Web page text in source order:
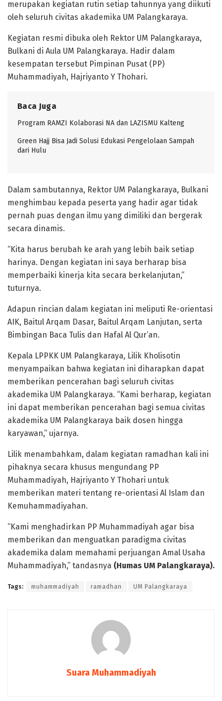
merupakan kegiatan rutin setiap tahunnya yang diikuti
oleh seluruh civitas akademika UM Palangkaraya.
Kegiatan resmi dibuka oleh Rektor UM Palangkaraya,
Bulkani di Aula UM Palangkaraya. Hadir dalam
kesempatan tersebut Pimpinan Pusat (PP)
Muhammadiyah, Hajriyanto Y Thohari.
Baca Juga
Program RAMZI Kolaborasi NA dan LAZISMU Kalteng
Green Hajj Bisa Jadi Solusi Edukasi Pengelolaan Sampah
dari Hulu
Dalam sambutannya, Rektor UM Palangkaraya, Bulkani
menghimbau kepada peserta yang hadir agar tidak
pernah puas dengan ilmu yang dimiliki dan bergerak
secara dinamis.
“Kita harus berubah ke arah yang lebih baik setiap
harinya. Dengan kegiatan ini saya berharap bisa
memperbaiki kinerja kita secara berkelanjutan,”
tuturnya.
Adapun rincian dalam kegiatan ini meliputi Re-orientasi
AIK, Baitul Arqam Dasar, Baitul Arqam Lanjutan, serta
Bimbingan Baca Tulis dan Hafal Al Qur’an.
Kepala LPPKK UM Palangkaraya, Lilik Kholisotin
menyampaikan bahwa kegiatan ini diharapkan dapat
memberikan pencerahan bagi seluruh civitas
akademika UM Palangkaraya. “Kami berharap, kegiatan
ini dapat memberikan pencerahan bagi semua civitas
akademika UM Palangkaraya baik dosen hingga
karyawan,” ujarnya.
Lilik menambahkam, dalam kegiatan ramadhan kali ini
pihaknya secara khusus mengundang PP
Muhammadiyah, Hajriyanto Y Thohari untuk
memberikan materi tentang re-orientasi Al Islam dan
Kemuhammadiyahan.
“Kami menghadirkan PP Muhammadiyah agar bisa
memberikan dan menguatkan paradigma civitas
akademika dalam memahami perjuangan Amal Usaha
Muhammadiyah,” tandasnya (Humas UM Palangkaraya).
Tags: muhammadiyah ramadhan UM Palangkaraya
Suara Muhammadiyah